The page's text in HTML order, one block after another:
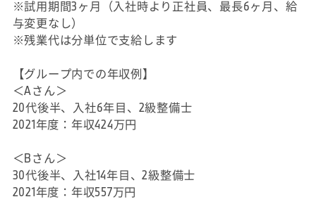
※試用期間3ヶ月（入社時より正社員、最長6ヶ月、給
与変更なし）
※残業代は分単位で支給します
【グループ内での年収例】
＜Aさん＞
20代後半、入社6年目、2級整備士
2021年度：年収424万円
＜Bさん＞
30代後半、入社14年目、2級整備士
2021年度：年収557万円